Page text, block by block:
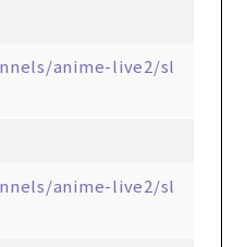
anime-live2/sl
anime-live2/sl